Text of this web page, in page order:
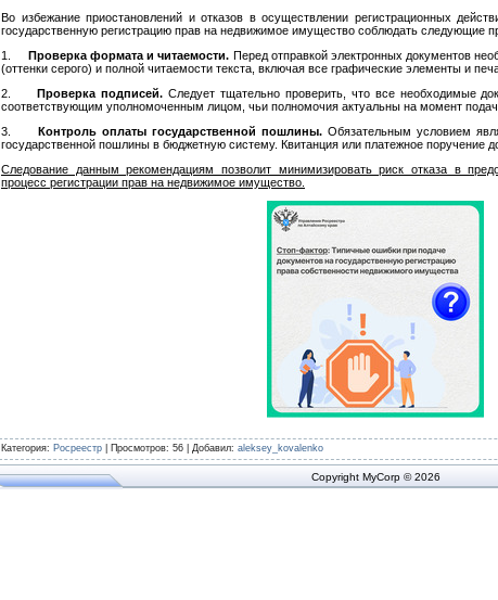
Во избежание приостановлений и отказов в осуществлении регистрационных
государственную регистрацию прав на недвижимое имущество соблюдать следующие
1. Проверка формата и читаемости. Перед отправкой электронных документов
(оттенки серого) и полной читаемости текста, включая все графические элементы и
2.Проверка подписей. Следует тщательно проверить, что все необходимые
соответствующим уполномоченным лицом, чьи полномочия актуальны на момент
3. Контроль оплаты государственной пошлины. Обязательным условием
государственной пошлины в бюджетную систему. Квитанция или платежное поручение
Следование данным рекомендациям позволит минимизировать риск отказа в
процесс регистрации прав на недвижимое имущество.
Категория: Росреестр Просмотров: 56 | Добавил: aleksey_kovalenko
Copyright MyCorp © 2026